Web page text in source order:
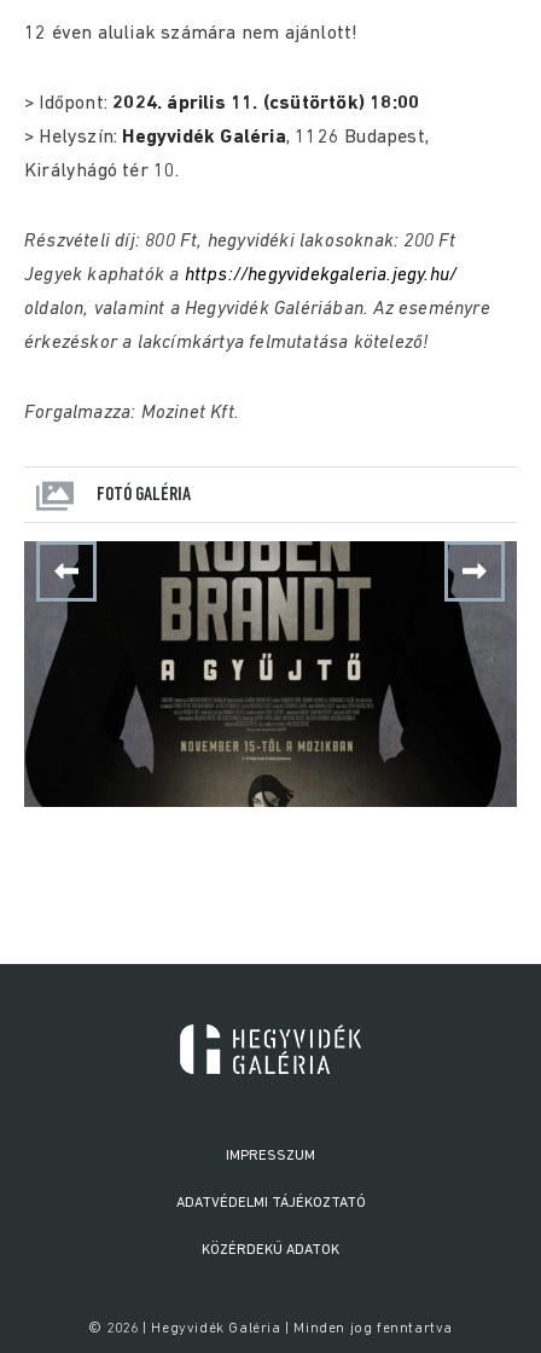
12 éven aluliak számára nem ajánlott!
> Időpont: 2024. április 11. (csütörtök) 18:00
> Helyszín: Hegyvidék Galéria, 1126 Budapest,
Királyhágó tér 10.
Részvételi díj: 800 Ft, hegyvidéki lakosoknak: 200 Ft
Jegyek kaphatók a https://hegyvidekgaleria.jegy.hu/
oldalon, valamint a Hegyvidék Galériában. Az eseményre
érkezéskor a lakcímkártya felmutatása kötelező!
Forgalmazza: Mozinet Kft.
FOTÓ GALÉRIA
IMPRESSZUM
ADATVÉDELMI TÁJÉKOZTATÓ
KÖZÉRDEKŰ ADATOK
© 2026 | Hegyvidék Galéria | Minden jog fenntartva